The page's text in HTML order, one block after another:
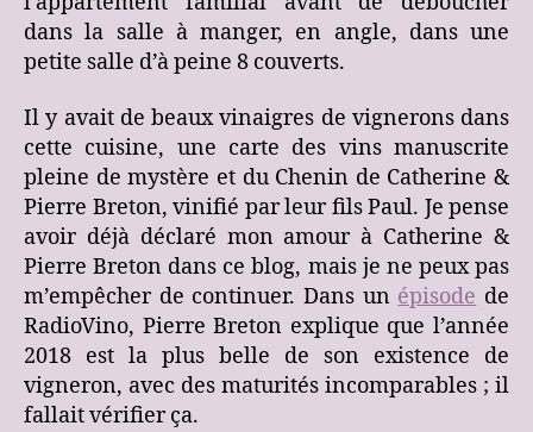
dans la salle à manger, en angle, dans une
petite salle d’à peine 8 couverts.
Il y avait de beaux vinaigres de vignerons dans
cette cuisine, une carte des vins manuscrite
pleine de mystère et du Chenin de Catherine &
Pierre Breton, vinifié par leur fils Paul. Je pense
avoir déjà déclaré mon amour à Catherine &
Pierre Breton dans ce blog, mais je ne peux pas
m’empêcher de continuer. Dans un épisode de
RadioVino, Pierre Breton explique que l’année
2018 est la plus belle de son existence de
vigneron, avec des maturités incomparables ; il
fallait vérifier ça.